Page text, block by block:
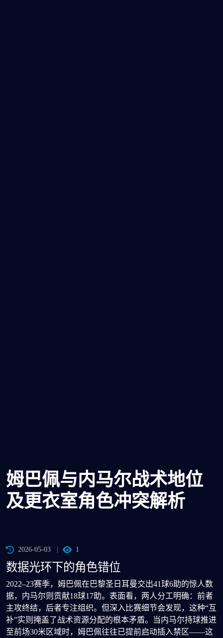
姆巴佩与内马尔战术地位
及更衣室角色冲突解析
2026-05-03 1
数据光环下的角色错位
2022–23赛季，姆巴佩在巴黎圣日耳曼交出41球6助的惊人数
据，内马尔则贡献18球17助。表面看，两人分工明确：前者
主攻终结，后者专注组织。但深入比赛细节会发现，这种“互
补”实则掩盖了战术资源分配的根本矛盾。当内马尔持球推进
至前场30米区域时，姆巴佩往往已提前启动插入禁区——这